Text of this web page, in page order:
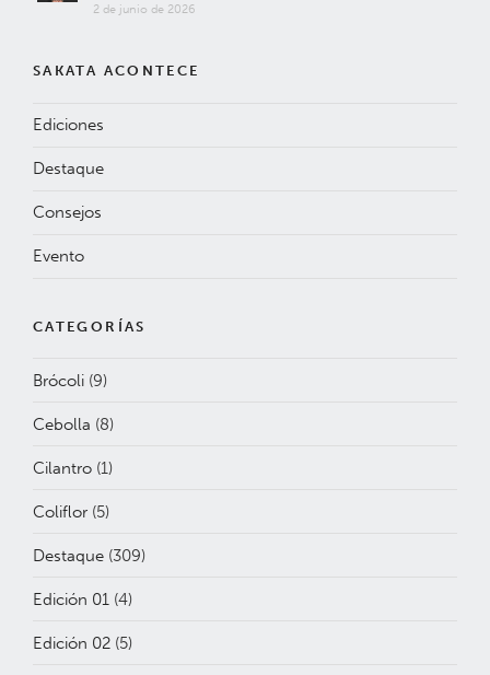
2 de junio de 2026
SAKATA ACONTECE
Ediciones
Destaque
Consejos
Evento
CATEGORÍAS
Brócoli (9)
Cebolla (8)
Cilantro (1)
Coliflor (5)
Destaque (309)
Edición 01 (4)
Edición 02 (5)